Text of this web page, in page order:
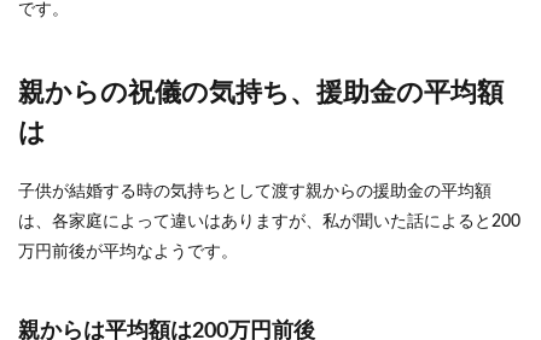
結婚のプレゼントを友達へ！お祝いマ
んなものを選んだらいいのか悩みませんか？せっ
かくなら相手...
です。
親からの祝儀の気持ち、援助金の平均額
は
子供が結婚する時の気持ちとして渡す親からの援助金の平均額
は、各家庭によって違いはありますが、私が聞いた話によると200
万円前後が平均なようです。
親からは平均額は200万円前後